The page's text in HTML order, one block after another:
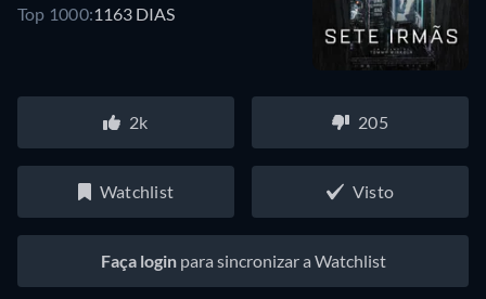
Top 1000:1163 DIAS
2k 205
Watchlist Visto
Faça loginpara sincronizar a Watchlist